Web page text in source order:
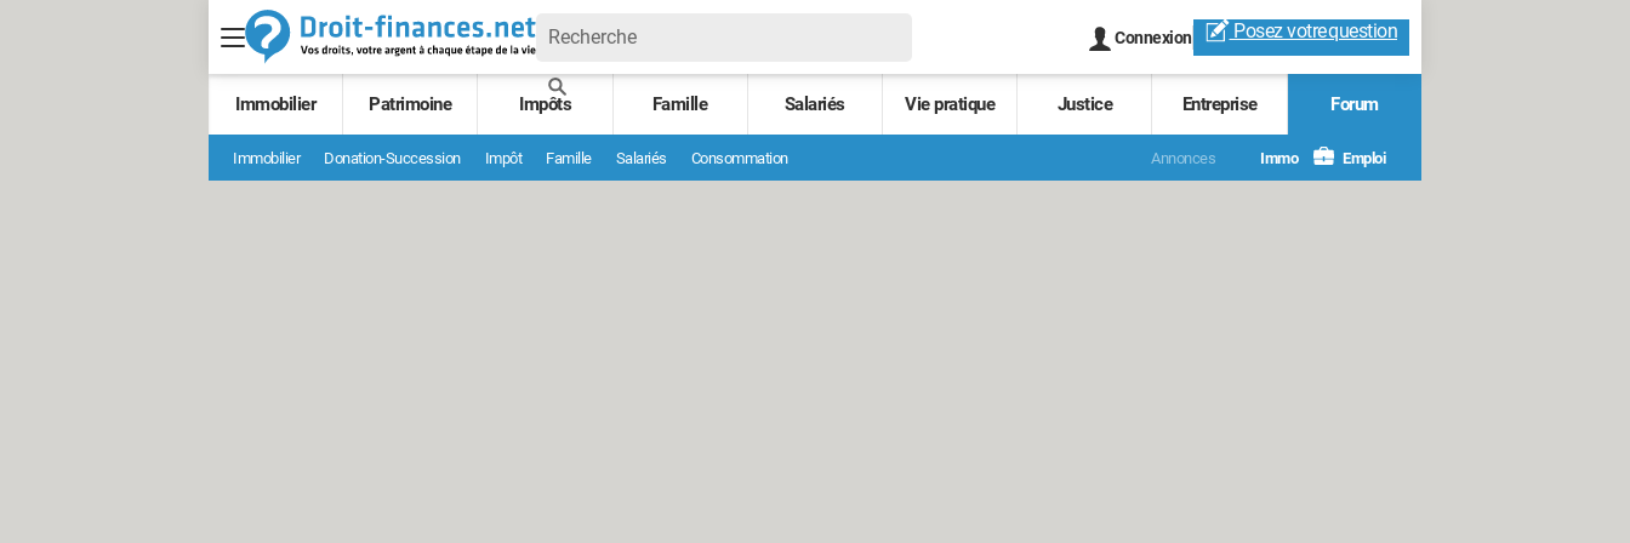
Connexion Posez votrequestion
Immobilier Patrimoine Impôts Famille Salariés Vie pratique Justice Entreprise Forum
Immobilier Donation-Succession Impôt Famille Salariés Consommation Annonces Immo Emploi